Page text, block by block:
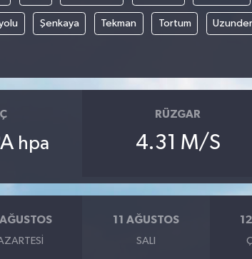
Şenkaya Tekman Tortum
hpa
RÜZGAR
4.31 M/S
11 AĞUSTOS
SALI